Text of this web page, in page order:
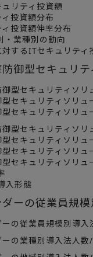
リティ投資額
投資額分布
投資額伸率分布
種別の動向
るITセキュリティ
御型セキュリテ
型セキュリティソリ
キュリティソリュ
キュリティソリュ
セキュリティソリ
キュリティソリュ
キュリティソリュ
キュリティソリュ
形態
ーの従業員規
の従業員規模別導入
の業種別導入法人数